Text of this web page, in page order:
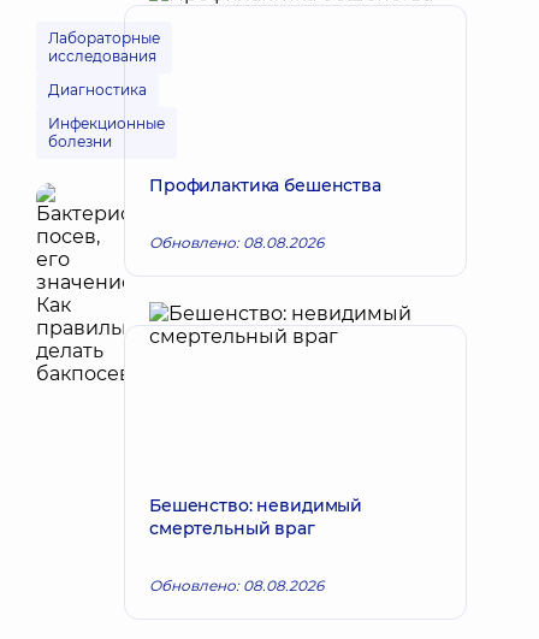
Лабораторные
исследования
Диагностика
Инфекционные
болезни
Профилактика бешенства
Обновлено: 08.08.2026
Бешенство: невидимый
смертельный враг
Обновлено: 08.08.2026